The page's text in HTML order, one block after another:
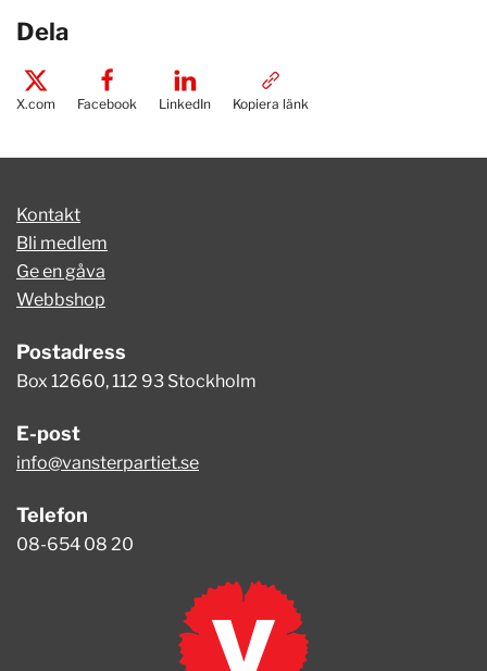
Dela
X.com Facebook LinkedIn Kopiera länk
Kontakt
Bli medlem
Ge en gåva
Webbshop
Postadress
Box 12660, 112 93 Stockholm
E-post
info@vansterpartiet.se
Telefon
08-654 08 20